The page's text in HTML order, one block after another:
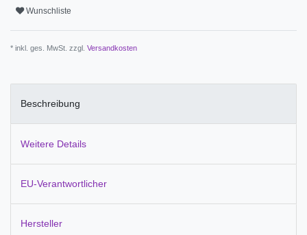
Wunschliste
* inkl. ges. MwSt. zzgl. Versandkosten
Beschreibung
Weitere Details
EU-Verantwortlicher
Hersteller